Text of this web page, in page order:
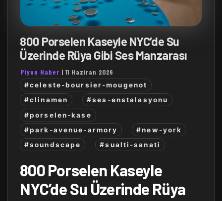
800 Porselen Kaseyle NYC’de Su
Üzerinde Rüya Gibi Ses Manzarası
Piyon Haber |11 Haziran 2026
#celeste-boursier-mougenot
#clinamen
#ses-enstalasyonu
#porselen-kase
#park-avenue-armory
#new-york
#soundscape
#sualti-sanati
800 Porselen Kaseyle
NYC’de Su Üzerinde Rüya